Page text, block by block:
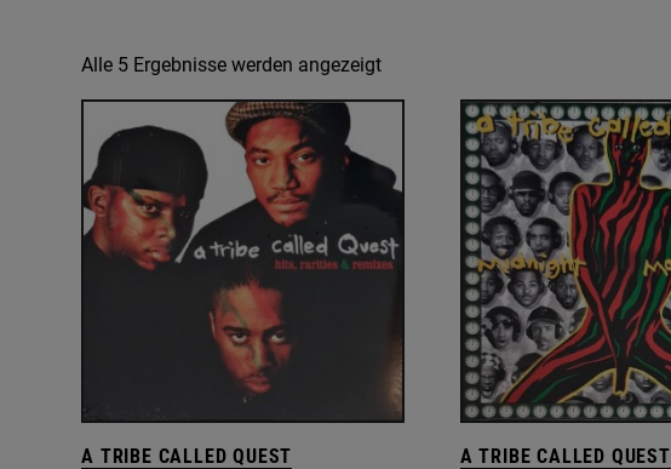
Alle 5 Ergebnisse werden angezeigt
A TRIBE CALLED QUEST A TRIBE CALLED QUEST